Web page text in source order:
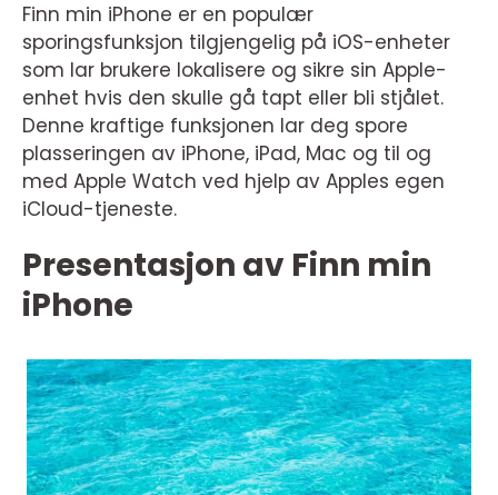
Finn min iPhone er en populær
sporingsfunksjon tilgjengelig på iOS-enheter
som lar brukere lokalisere og sikre sin Apple-
enhet hvis den skulle gå tapt eller bli stjålet.
Denne kraftige funksjonen lar deg spore
plasseringen av iPhone, iPad, Mac og til og
med Apple Watch ved hjelp av Apples egen
iCloud-tjeneste.
Presentasjon av Finn min
iPhone